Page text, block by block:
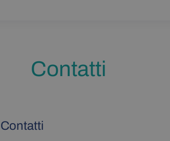
Contatti
Contatti